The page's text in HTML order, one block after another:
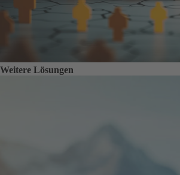
Weitere Lösungen